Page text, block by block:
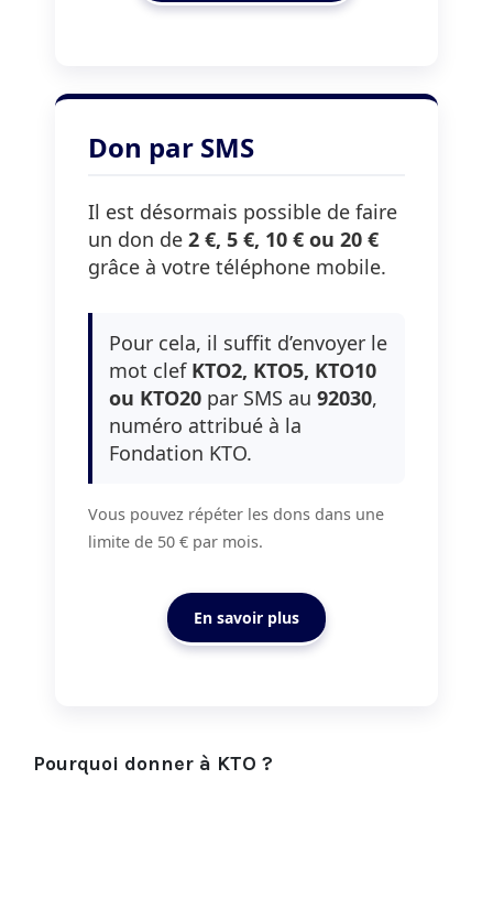
Don par SMS
Il est désormais possible de faire
un don de 2 €, 5 €, 10 € ou 20 €
grâce à votre téléphone mobile.
Pour cela, il suffit d’envoyer le
mot clef KTO2, KTO5, KTO10
ou KTO20 par SMS au 92030,
numéro attribué à la
Fondation KTO.
Vous pouvez répéter les dons dans une
limite de 50 € par mois.
En savoir plus
Pourquoi donner à KTO ?